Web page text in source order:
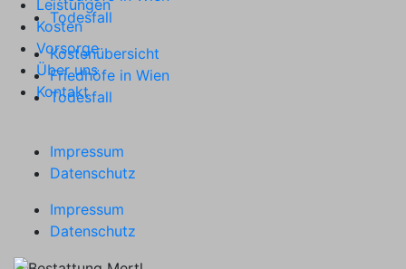
Leistungen
Kosten
Vorsorge
Über uns
Kontakt
Todesfall
Kostenübersicht
Friedhöfe in Wien
Todesfall
Impressum
Datenschutz
Impressum
Datenschutz